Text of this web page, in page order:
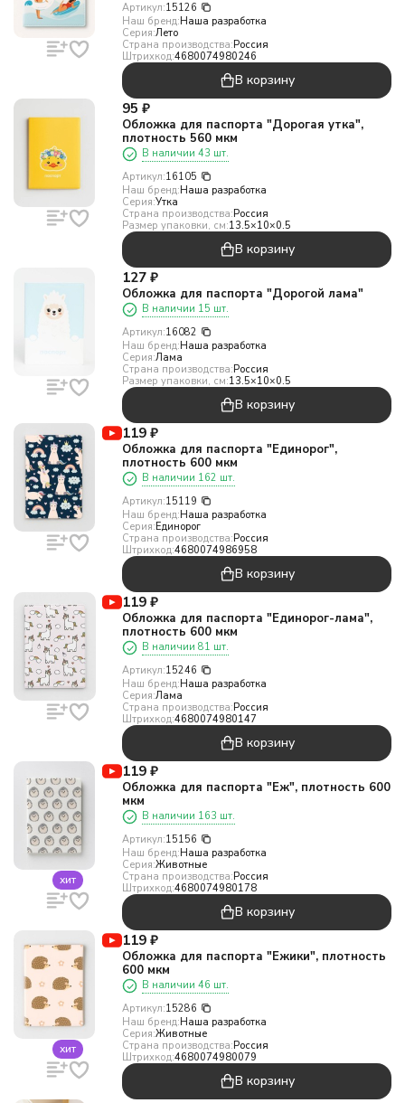
Артикул:15126
Наш бренд:Наша разработка
Серия:Лето
Страна производства:Россия
Штрихкод:4680074980246
В корзину
95 ₽
Обложка для паспорта "Дорогая утка",
плотность 560 мкм
В наличии 43 шт.
Артикул:16105
Наш бренд:Наша разработка
Серия:Утка
Страна производства:Россия
Размер упаковки, см:13.5×10×0.5
В корзину
127 ₽
Обложка для паспорта "Дорогой лама"
В наличии 15 шт.
Артикул:16082
Наш бренд:Наша разработка
Серия:Лама
Страна производства:Россия
Размер упаковки, см:13.5×10×0.5
В корзину
119 ₽
Обложка для паспорта "Единорог",
плотность 600 мкм
В наличии 162 шт.
Артикул:15119
Наш бренд:Наша разработка
Серия:Единорог
Страна производства:Россия
Штрихкод:4680074986958
В корзину
119 ₽
Обложка для паспорта "Единорог-лама",
плотность 600 мкм
В наличии 81 шт.
Артикул:15246
Наш бренд:Наша разработка
Серия:Лама
Страна производства:Россия
Штрихкод:4680074980147
В корзину
хит
119 ₽
Обложка для паспорта "Еж", плотность 600
мкм
В наличии 163 шт.
Артикул:15156
Наш бренд:Наша разработка
Серия:Животные
Страна производства:Россия
Штрихкод:4680074980178
В корзину
хит
119 ₽
Обложка для паспорта "Ежики", плотность
600 мкм
В наличии 46 шт.
Артикул:15286
Наш бренд:Наша разработка
Серия:Животные
Страна производства:Россия
Штрихкод:4680074980079
В корзину